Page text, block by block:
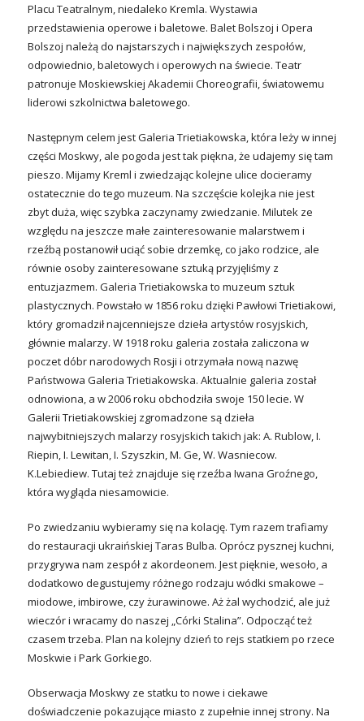
Placu Teatralnym, niedaleko Kremla. Wystawia
przedstawienia operowe i baletowe. Balet Bolszoj i Opera
Bolszoj należą do najstarszych i największych zespołów,
odpowiednio, baletowych i operowych na świecie. Teatr
patronuje Moskiewskiej Akademii Choreografii, światowemu
liderowi szkolnictwa baletowego.
Następnym celem jest Galeria Trietiakowska, która leży w innej
części Moskwy, ale pogoda jest tak piękna, że udajemy się tam
pieszo. Mijamy Kreml i zwiedzając kolejne ulice docieramy
ostatecznie do tego muzeum. Na szczęście kolejka nie jest
zbyt duża, więc szybka zaczynamy zwiedzanie. Milutek ze
względu na jeszcze małe zainteresowanie malarstwem i
rzeźbą postanowił uciąć sobie drzemkę, co jako rodzice, ale
równie osoby zainteresowane sztuką przyjęliśmy z
entuzjazmem. Galeria Trietiakowska to muzeum sztuk
plastycznych. Powstało w 1856 roku dzięki Pawłowi Trietiakowi,
który gromadził najcenniejsze dzieła artystów rosyjskich,
głównie malarzy. W 1918 roku galeria została zaliczona w
poczet dóbr narodowych Rosji i otrzymała nową nazwę
Państwowa Galeria Trietiakowska. Aktualnie galeria został
odnowiona, a w 2006 roku obchodziła swoje 150 lecie. W
Galerii Trietiakowskiej zgromadzone są dzieła
najwybitniejszych malarzy rosyjskich takich jak: A. Rublow, I.
Riepin, I. Lewitan, I. Szyszkin, M. Ge, W. Wasniecow.
K.Lebiediew. Tutaj też znajduje się rzeźba Iwana Groźnego,
która wygląda niesamowicie.
Po zwiedzaniu wybieramy się na kolację. Tym razem trafiamy
do restauracji ukraińskiej Taras Bulba. Oprócz pysznej kuchni,
przygrywa nam zespół z akordeonem. Jest pięknie, wesoło, a
dodatkowo degustujemy różnego rodzaju wódki smakowe –
miodowe, imbirowe, czy żurawinowe. Aż żal wychodzić, ale już
wieczór i wracamy do naszej „Córki Stalina”. Odpocząć też
czasem trzeba. Plan na kolejny dzień to rejs statkiem po rzece
Moskwie i Park Gorkiego.
Obserwacja Moskwy ze statku to nowe i ciekawe
doświadczenie pokazujące miasto z zupełnie innej strony. Na